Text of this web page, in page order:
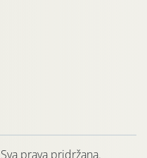
prava pridržana.